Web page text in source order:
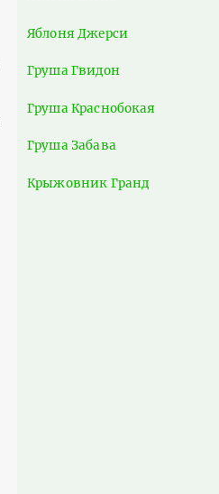
Яблоня Джерси
Груша Гвидон
Груша Краснобокая
Груша Забава
Крыжовник Гранд